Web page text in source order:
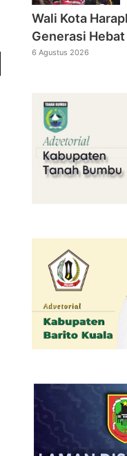
Wali Kota
Generasi
6 Agustus 2026